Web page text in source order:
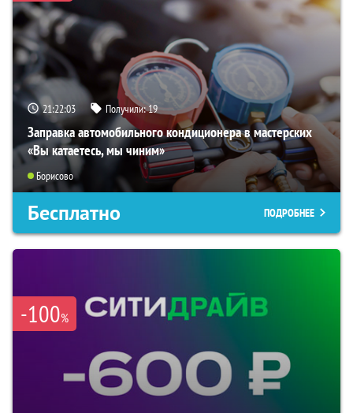
21:22:02 Получили:19
Заправка автомобильного кондиционера в мастерских
«Вы катаетесь, мы чиним»
Борисово
Бесплатно ПОДРОБНЕЕ
-100%